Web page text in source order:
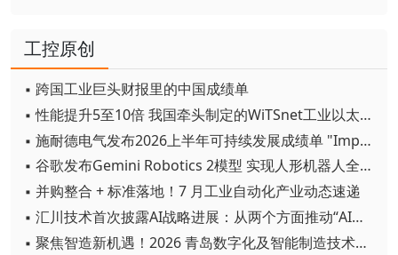
工控原创
▪ 跨国工业巨头财报里的中国成绩单
▪ 性能提升5至10倍 我国牵头制定的WiTSnet工业以太网国际标准正式发布
▪ 施耐德电气发布2026上半年可持续发展成绩单 "Impact 2030"路线图开局稳健
▪ 谷歌发布Gemini Robotics 2模型 实现人形机器人全身智能控制突破
▪ 并购整合 + 标准落地！7 月工业自动化产业动态速递
▪ 汇川技术首次披露AI战略进展：从两个方面推动“AI业务化”落地
▪ 聚焦智造新机遇！2026 青岛数字化及智能制造技术论坛圆满落幕